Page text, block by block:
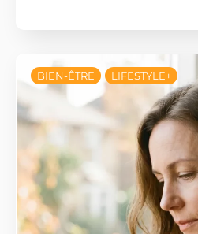
BIEN-ÊTRE LIFESTYLE+